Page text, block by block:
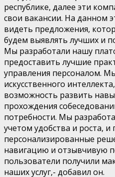
республике, далее эти
свои вакансии. На данном
видеть предложения,
будем выявлять лучших и
Мы разработали нашу
предоставить лучшие
управления персоналом.
искусственного
возможность развить
прохождения
потребности. Мы
учетом удобства и роста, и
персонализированные
навигацию и отзывчивую
пользователи получили
наших услуг,- добавил он.